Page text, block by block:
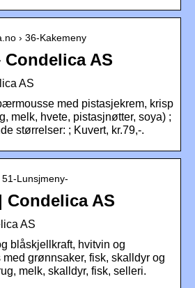
› 36-Kakemeny
Condelica AS
AS
med pistasjekrem, krisp
melk, hvete, pistasjnøtter, soya) ;
størrelser: ; Kuvert, kr.79,-.
Lunsjmeny-
Condelica AS
AS
blåskjellkraft, hvitvin og
grønnsaker, fisk, skalldyr og
melk, skalldyr, fisk, selleri.